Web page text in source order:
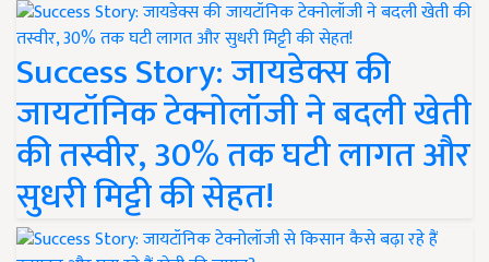
Success Story: जायडेक्स की
जायटॉनिक टेक्नोलॉजी ने बदली खेती
की तस्वीर, 30% तक घटी लागत और
सुधरी मिट्टी की सेहत!